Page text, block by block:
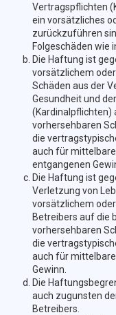
Vertragspflichten
ein vorsätzliches
zurückzuführen
Folgeschäden wie
Die Haftung ist
vorsätzlichem
Schäden aus der
Gesundheit und
(Kardinalpflichten)
vorhersehbaren
die
auch für
entgangenen
Die Haftung ist
Verletzung von
vorsätzlichem
Betreibers auf die
vorhersehbaren
die
auch für
Gewinn.
Die
auch zugunsten
Betreibers.